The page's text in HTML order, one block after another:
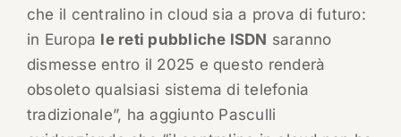
che il centralino in cloud sia a prova di futuro:
in Europa le reti pubbliche ISDN saranno
dismesse entro il 2025 e questo renderà
obsoleto qualsiasi sistema di telefonia
tradizionale”, ha aggiunto Pasculli